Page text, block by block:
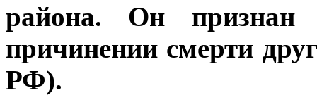
района. Он признан
причинении смерти
РФ).